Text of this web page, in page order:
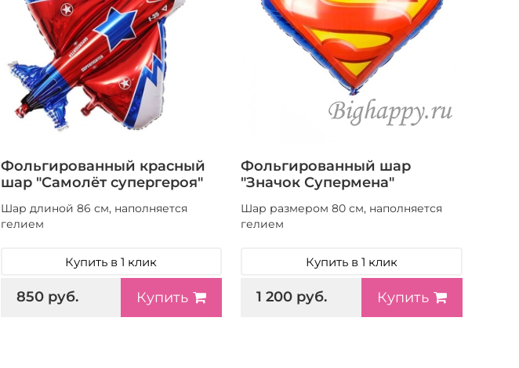
Фольгированный красный
шар "Самолёт супергероя"
Шар длиной 86 см, наполняется
гелием
Купить в 1 клик
850 руб. Купить
Фольгированный шар
"Значок Супермена"
Шар размером 80 см, наполняется
гелием
Купить в 1 клик
1 200 руб. Купить